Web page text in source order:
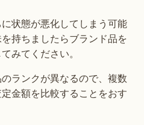
状態が悪化してしまう可能
持ちましたらブランド品を
みてください。
ランクが異なるので、複数
金額を比較することをおす